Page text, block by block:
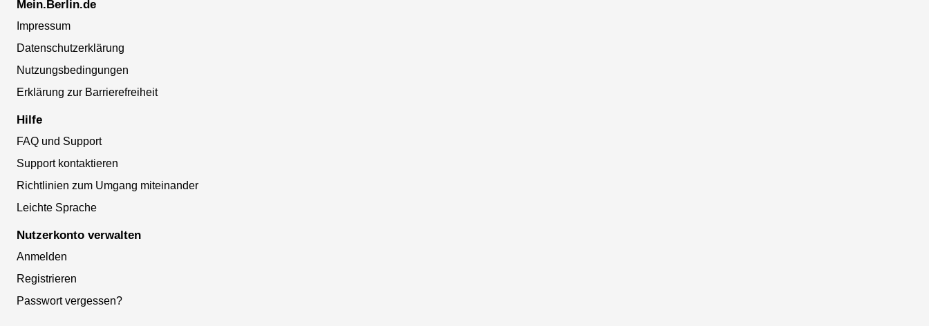
Mein.Berlin.de
Impressum
Datenschutzerklärung
Nutzungsbedingungen
Erklärung zur Barrierefreiheit
Hilfe
FAQ und Support
Support kontaktieren
Richtlinien zum Umgang miteinander
Leichte Sprache
Nutzerkonto verwalten
Anmelden
Registrieren
Passwort vergessen?